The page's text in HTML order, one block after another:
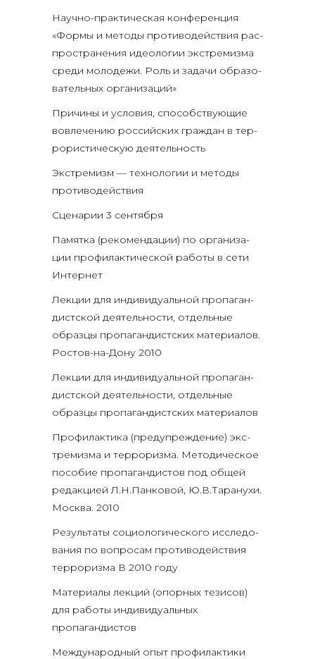
Науч­но-прак­ти­че­ская кон­фе­рен­ция
«Фор­мы и мето­ды про­ти­во­дей­ствия рас­
про­стра­не­ния идео­ло­гии экс­тре­миз­ма
сре­ди моло­де­жи. Роль и зада­чи обра­зо­
ва­тель­ных организаций»
При­чи­ны и усло­вия, спо­соб­ству­ю­щие
вовле­че­нию рос­сий­ских граж­дан в тер­
ро­ри­сти­че­скую деятельность
Экс­тре­мизм — тех­но­ло­гии и мето­ды
противодействия
Сце­на­рии 3 сентября
Памят­ка (реко­мен­да­ции) по орга­ни­за­
ции про­фи­лак­ти­че­ской рабо­ты в сети
Интернет
Лек­ции для инди­ви­ду­аль­ной про­па­ган­
дист­ской дея­тель­но­сти, отдель­ные
образ­цы про­па­ган­дист­ских мате­ри­а­лов.
Ростов-на-Дону 2010
Лек­ции для инди­ви­ду­аль­ной про­па­ган­
дист­ской дея­тель­но­сти, отдель­ные
образ­цы про­па­ган­дист­ских материалов
Про­фи­лак­ти­ка (пре­ду­пре­жде­ние) экс­
тре­миз­ма и тер­ро­риз­ма. Мето­ди­че­ское
посо­бие про­па­ган­ди­стов под общей
редак­ци­ей Л.Н.Панковой, Ю.В.Таранухи.
Москва. 2010
Резуль­та­ты социо­ло­ги­че­ско­го иссле­до­
ва­ния по вопро­сам про­ти­во­дей­ствия
тер­ро­риз­ма В 2010 году
Мате­ри­а­лы лек­ций (опор­ных тези­сов)
для рабо­ты инди­ви­ду­аль­ных
пропагандистов
Меж­ду­на­род­ный опыт про­фи­лак­ти­ки